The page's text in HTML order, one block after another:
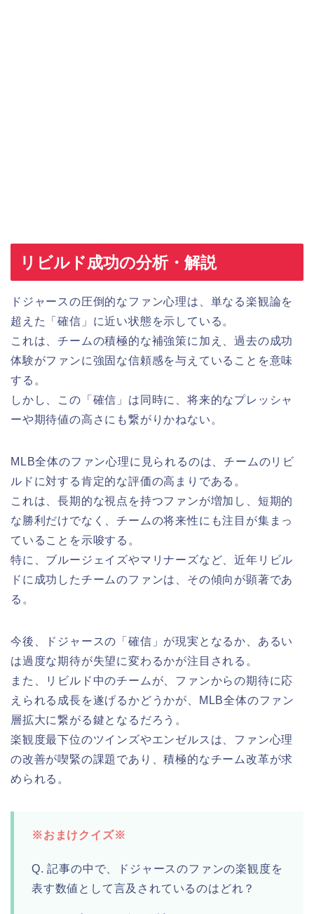
リビルド成功の分析・解説
ドジャースの圧倒的なファン心理は、単なる楽観論を
超えた「確信」に近い状態を示している。
これは、チームの積極的な補強策に加え、過去の成功
体験がファンに強固な信頼感を与えていることを意味
する。
しかし、この「確信」は同時に、将来的なプレッシャ
ーや期待値の高さにも繋がりかねない。
MLB全体のファン心理に見られるのは、チームのリビ
ルドに対する肯定的な評価の高まりである。
これは、長期的な視点を持つファンが増加し、短期的
な勝利だけでなく、チームの将来性にも注目が集まっ
ていることを示唆する。
特に、ブルージェイズやマリナーズなど、近年リビル
ドに成功したチームのファンは、その傾向が顕著であ
る。
今後、ドジャースの「確信」が現実となるか、あるい
は過度な期待が失望に変わるかが注目される。
また、リビルド中のチームが、ファンからの期待に応
えられる成長を遂げるかどうかが、MLB全体のファン
層拡大に繋がる鍵となるだろう。
楽観度最下位のツインズやエンゼルスは、ファン心理
の改善が喫緊の課題であり、積極的なチーム改革が求
められる。
※おまけクイズ※
Q. 記事の中で、ドジャースのファンの楽観度を
表す数値として言及されているのはどれ？